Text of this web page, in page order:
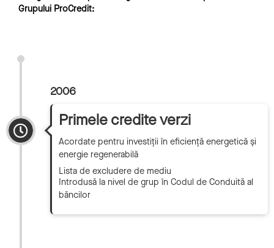
Grupului ProCredit:
2006
Primele credite verzi
Acordate pentru investiții în eficiență energetică și
energie regenerabilă
Lista de excludere de mediu
Introdusă la nivel de grup în Codul de Conduită al
băncilor